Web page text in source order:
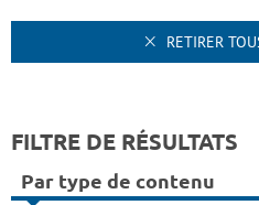
RETIRER
FILTRE DE RÉSULTATS
Par type de contenu